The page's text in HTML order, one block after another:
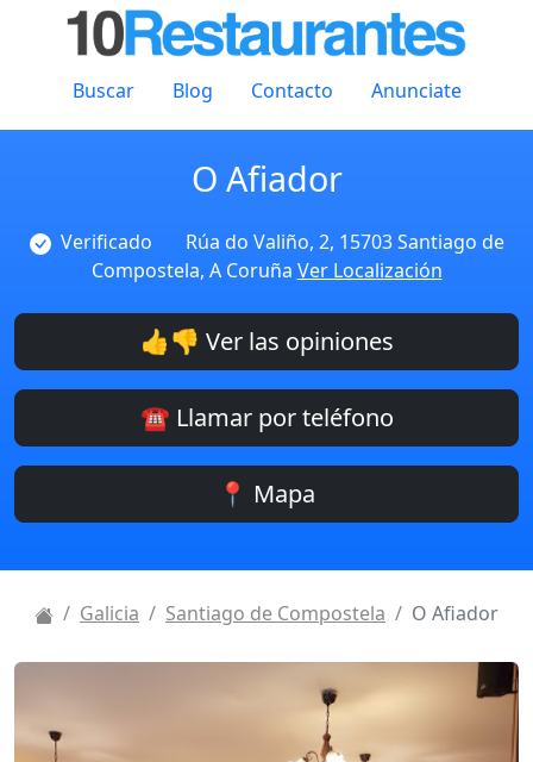
Buscar Blog Contacto Anunciate
O Afiador
Verificado
Rúa do Valiño, 2, 15703 Santiago de
Compostela, A Coruña Ver Localización
👍👎 Ver las opiniones
☎️ Llamar por teléfono
📍 Mapa
Galicia Santiago de Compostela O Afiador